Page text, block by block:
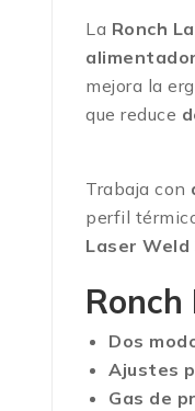
La Ronch
mejora la
que reduce
Trabaja con
perfil
Laser Weld
Dos
Ajustes
Gas de